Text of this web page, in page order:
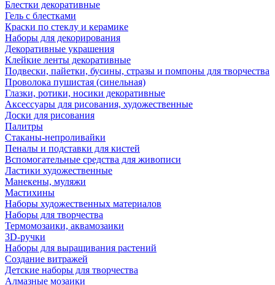
Блестки декоративные
Гель с блестками
Краски по стеклу и керамике
Наборы для декорирования
Декоративные украшения
Клейкие ленты декоративные
Подвески, пайетки, бусины, стразы и помпоны для творчества
Проволока пушистая (синельная)
Глазки, ротики, носики декоративные
Аксессуары для рисования, художественные
Доски для рисования
Палитры
Стаканы-непроливайки
Пеналы и подставки для кистей
Вспомогательные средства для живописи
Ластики художественные
Манекены, муляжи
Мастихины
Наборы художественных материалов
Наборы для творчества
Термомозаики, аквамозаики
3D-ручки
Наборы для выращивания растений
Создание витражей
Детские наборы для творчества
Алмазные мозаики